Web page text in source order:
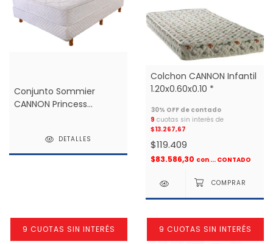
Conjunto Sommier
CANNON Princess
DETALLES
Colchon CANNON Infantil
1.20x0.60x0.10 *
9 cuotas sin interés de
$13.267,67
$119.409
$83.586,30 con ... CONTADO
9 CUOTAS SIN INTERÉS 9 CUOTAS SIN INTERÉS